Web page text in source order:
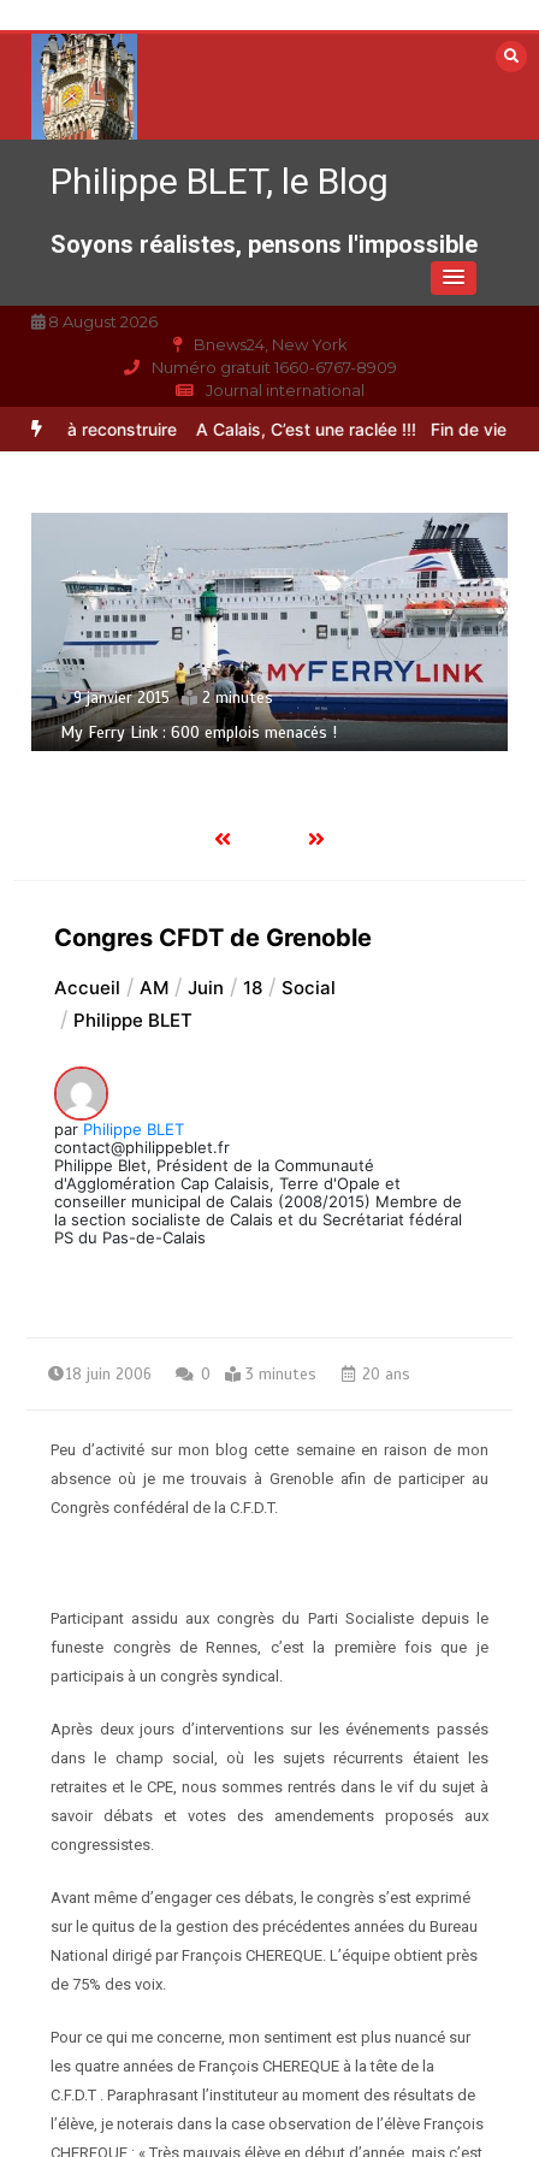
contenu
Philippe BLET, le Blog
Soyons réalistes, pensons l'impossible
8 August 2026
Bnews24, New York
Numéro gratuit 1660-6767-8909
Journal international
à reconstruire A Calais, C’est une raclée !!! Fin de vie :
9 janvier 2015 2 minutes
My Ferry Link : 600 emplois menacés !
Congres CFDT de Grenoble
Accueil AM Juin 18
Social
Philippe BLET
par Philippe BLET
contact@philippeblet.fr
Philippe Blet, Président de la Communauté
d'Agglomération Cap Calaisis, Terre d'Opale et
conseiller municipal de Calais (2008/2015) Membre de
la section socialiste de Calais et du Secrétariat fédéral
PS du Pas-de-Calais
18 juin 2006 0 3 minutes 20 ans
Peu d’activité sur mon blog cette semaine en raison de mon
absence où je me trouvais à Grenoble afin de participer au
Congrès confédéral de la C.F.D.T.
Participant assidu aux congrès du Parti Socialiste depuis le
funeste congrès de Rennes, c’est la première fois que je
participais à un congrès syndical.
Après deux jours d’interventions sur les événements passés
dans le champ social, où les sujets récurrents étaient les
retraites et le CPE, nous sommes rentrés dans le vif du sujet à
savoir débats et votes des amendements proposés aux
congressistes.
Avant même d’engager ces débats, le congrès s’est exprimé
sur le quitus de la gestion des précédentes années du Bureau
National dirigé par François CHEREQUE. L’équipe obtient près
de 75% des voix.
Pour ce qui me concerne, mon sentiment est plus nuancé sur
les quatre années de François CHEREQUE à la tête de la
C.F.D.T . Paraphrasant l’instituteur au moment des résultats de
l’élève, je noterais dans la case observation de l’élèveFrançois
CHEREQUE : « Très mauvais élève en début d’année, mais c’est